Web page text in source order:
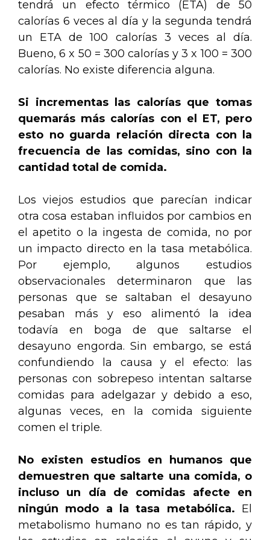
tendrá un efecto térmico (ETA) de 50
calorías 6 veces al día y la segunda tendrá
un ETA de 100 calorías 3 veces al día.
Bueno, 6 x 50 = 300 calorías y 3 x 100 = 300
calorías. No existe diferencia alguna.
Si incrementas las calorías que tomas
quemarás más calorías con el ET, pero
esto no guarda relación directa con la
frecuencia de las comidas, sino con la
cantidad total de comida.
Los viejos estudios que parecían indicar
otra cosa estaban influidos por cambios en
el apetito o la ingesta de comida, no por
un impacto directo en la tasa metabólica.
Por ejemplo, algunos estudios
observacionales determinaron que las
personas que se saltaban el desayuno
pesaban más y eso alimentó la idea
todavía en boga de que saltarse el
desayuno engorda. Sin embargo, se está
confundiendo la causa y el efecto: las
personas con sobrepeso intentan saltarse
comidas para adelgazar y debido a eso,
algunas veces, en la comida siguiente
comen el triple.
No existen estudios en humanos que
demuestren que saltarte una comida, o
incluso un día de comidas afecte en
ningún modo a la tasa metabólica. El
metabolismo humano no es tan rápido, y